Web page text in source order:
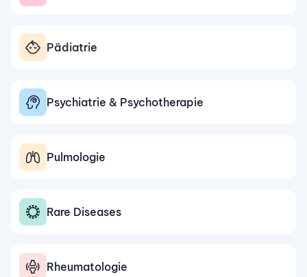
Pädiatrie
Psychiatrie & Psychotherapie
Pulmologie
Rare Diseases
Rheumatologie